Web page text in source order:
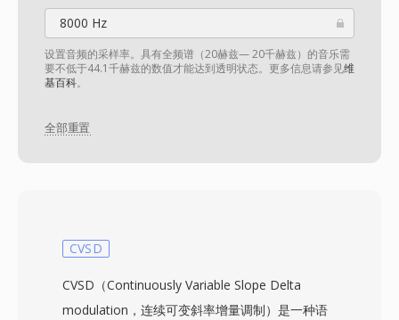
8000 Hz
设置音频的采样率。具有全频谱（20赫兹— 20千赫兹）的音乐需
要不低于44.1千赫兹的数值才能达到透明状态。更多信息请参见维
基百科。
全部重置
CVSD
CVSD（Continuously Variable Slope Delta
modulation，连续可变斜率增量调制）是一种语